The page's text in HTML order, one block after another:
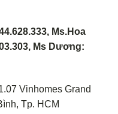
Ms.Hoa
Ms Dương:
Vinhomes Grand
Tp. HCM